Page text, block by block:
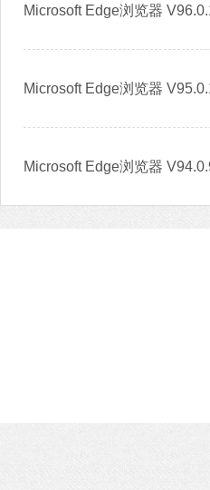
Microsoft Edge浏览器
Microsoft Edge浏览器
Microsoft Edge浏览器